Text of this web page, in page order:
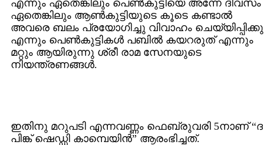
എന്നും ഏതെങ്കിലും പെണ്‍കുട്ടിയെ അന്നേ ദിവസം
ഏതെങ്കിലും ആണ്‍കുട്ടിയുടെ കൂടെ കണ്ടാല്‍
അവരെ ബലം പ്രയോഗിച്ചു വിവാഹം
എന്നും പെണ്‍കുട്ടികള്‍ പബില്‍ കയറരുത് എന്നും
മറ്റും ആയിരുന്നു ശ്രീ രാമ സേനയുടെ
നിയന്ത്രണങ്ങള്‍.
ഇതിനു മറുപടി എന്നവണ്ണം ഫെബ്രുവരി 5നാണ് “ദ
പിങ്ക് ഷെഡ്ഡി കാമ്പെയിന്‍” ആരംഭിച്ചത്.